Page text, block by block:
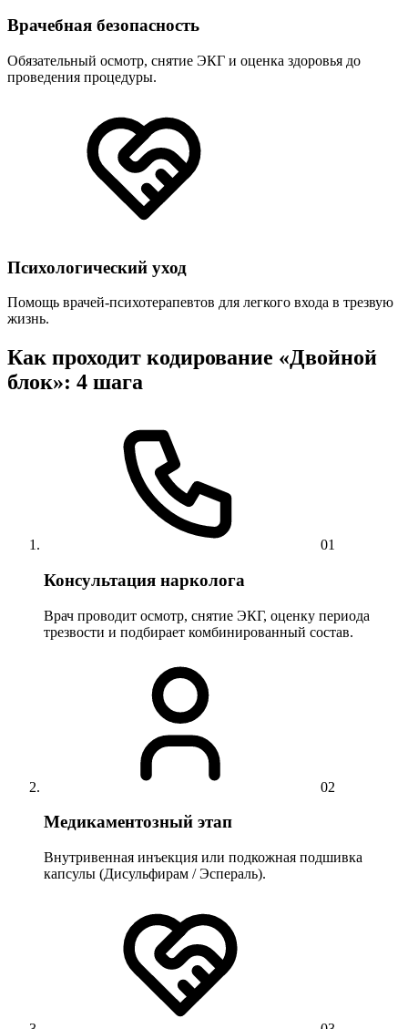
Врачебная безопасность
Обязательный осмотр, снятие ЭКГ и оценка здоровья до
проведения процедуры.
Психологический уход
Помощь врачей-психотерапевтов для легкого входа в трезвую
жизнь.
Как проходит кодирование «Двойной
блок»: 4 шага
01
Консультация нарколога
Врач проводит осмотр, снятие ЭКГ, оценку периода
трезвости и подбирает комбинированный состав.
02
Медикаментозный этап
Внутривенная инъекция или подкожная подшивка
капсулы (Дисульфирам / Эспераль).